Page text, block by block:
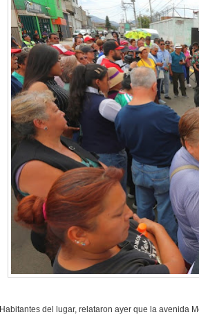
Habitantes del lugar, relataron ayer que la avenida